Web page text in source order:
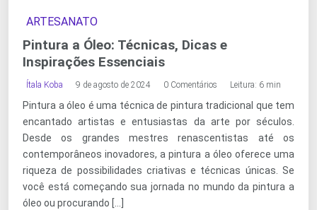
ARTESANATO
Pintura a Óleo: Técnicas, Dicas e
Inspirações Essenciais
Ítala Koba 9 de agosto de 2024 0 Comentários Leitura: 6 min
Pintura a óleo é uma técnica de pintura tradicional que tem
encantado artistas e entusiastas da arte por séculos.
Desde os grandes mestres renascentistas até os
contemporâneos inovadores, a pintura a óleo oferece uma
riqueza de possibilidades criativas e técnicas únicas. Se
você está começando sua jornada no mundo da pintura a
óleo ou procurando […]